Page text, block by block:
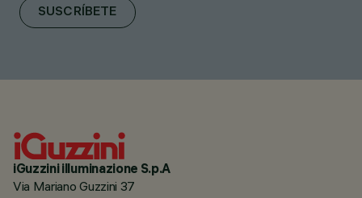
SUSCRÍBETE
iGuzzini illuminazione S.p.A
Via Mariano Guzzini 37